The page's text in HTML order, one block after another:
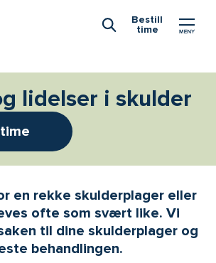
Bestill
time
lidelser i skulder
en rekke skulderplager eller
ofte som svært like. Vi
til dine skulderplager og
behandlingen.